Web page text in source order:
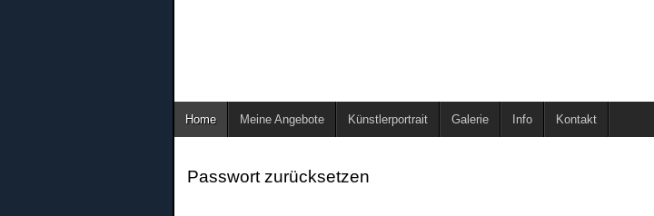
Home Meine Angebote Künstlerportrait Galerie Info Kontakt
Passwort zurücksetzen